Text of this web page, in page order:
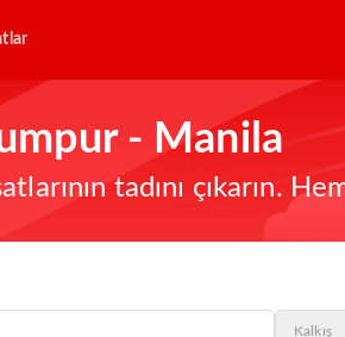
- Manila
tadını çıkarın.
Kalkış